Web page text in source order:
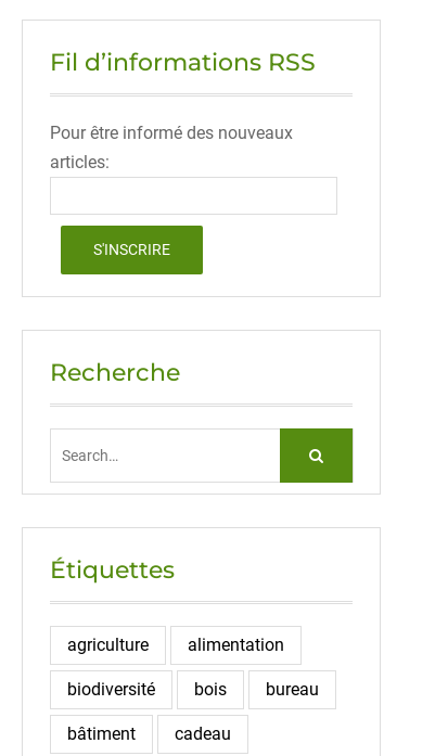
Fil d’informations RSS
Pour être informé des nouveaux
articles:
Recherche
Étiquettes
agriculture alimentation
biodiversité bois bureau
bâtiment cadeau